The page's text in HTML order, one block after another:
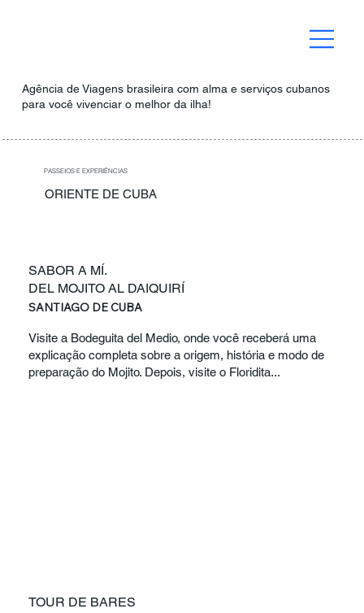
Agência de Viagens brasileira com alma e serviços cubanos
para você vivenciar o melhor da ilha!
PASSEIOS E EXPERIÊNCIAS
ORIENTE DE CUBA
SABOR A MÍ.
DEL MOJITO AL DAIQUIRÍ
SANTIAGO DE CUBA
Visite a Bodeguita del Medio, onde você receberá uma
explicação completa sobre a origem, história e modo de
preparação do Mojito. Depois, visite o Floridita...
TOUR DE BARES